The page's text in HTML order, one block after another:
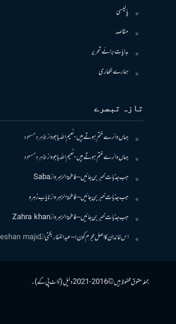
پالیسی
مقاصد
ہدایات برائے تحریر
ہمارے لکھاری
تازہ تبصرے
جہاں دائرے ختم ہوتے ہیں- نعیم اللہ باجوہازطاہرہ مسعود
جہاں دائرے ختم ہوتے ہیں- نعیم اللہ باجوہازطاہرہ مسعود
جب جذبات خبر بن جائیں – فاطمۃالزہرہازSaba
جب جذبات خبر بن جائیں – فاطمۃالزہرہازنایاب زہرہ
جب جذبات خبر بن جائیں – فاطمۃالزہرہازZahra khan
اس خاندان کا اصل مجرم کون! – عبدالغفار بگٹیازmajid
جملہ حقوق محفوظ ہیں © 2016-2021 دلیل (ڈاٹ پی کے)۔